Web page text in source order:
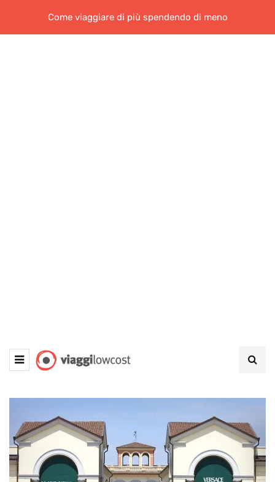
Come viaggiare di più spendendo di meno